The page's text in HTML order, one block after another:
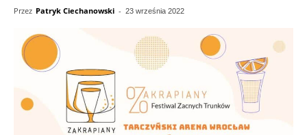
Przez Patryk Ciechanowski - 23 września 2022